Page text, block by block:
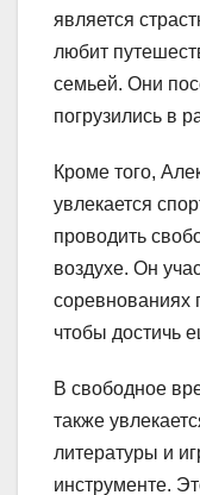
является
любит
семьей. Они
погрузились в
Кроме того,
увлекается
проводить
воздухе. Он
соревнованиях
чтобы достичь
В свободное
также
литературы и
инструменте.